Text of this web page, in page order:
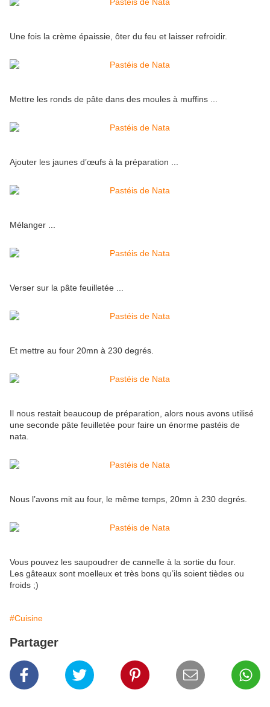
Une fois la crème épaissie, ôter du feu et laisser refroidir.
Mettre les ronds de pâte dans des moules à muffins ...
Ajouter les jaunes d’œufs à la préparation ...
Mélanger ...
Verser sur la pâte feuilletée ...
Et mettre au four 20mn à 230 degrés.
Il nous restait beaucoup de préparation, alors nous avons utilisé
une seconde pâte feuilletée pour faire un énorme pastéis de
nata.
Nous l’avons mit au four, le même temps, 20mn à 230 degrés.
Vous pouvez les saupoudrer de cannelle à la sortie du four.
Les gâteaux sont moelleux et très bons qu’ils soient tièdes ou
froids ;)
#Cuisine
Partager